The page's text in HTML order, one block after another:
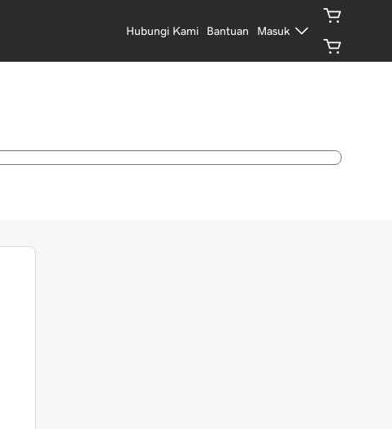
Hubungi Kami Bantuan Masuk